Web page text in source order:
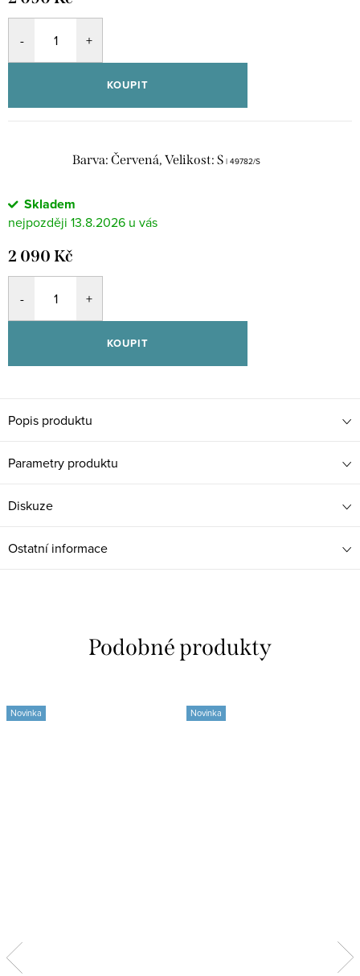
KOUPIT
Barva: Červená, Velikost: S | 49782/S
Skladem
13.8.2026
2 090 Kč
KOUPIT
Popis produktu
Parametry produktu
Diskuze
Ostatní informace
Novinka Novinka